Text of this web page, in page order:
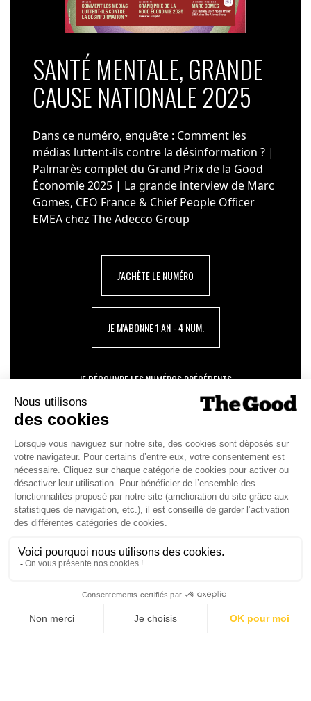
SANTÉ MENTALE, GRANDE
CAUSE NATIONALE 2025
Dans ce numéro, enquête : Comment les
médias luttent-ils contre la désinformation ? |
Palmarès complet du Grand Prix de la Good
Économie 2025 | La grande interview de Marc
Gomes, CEO France & Chief People Officer
EMEA chez The Adecco Group
J'ACHÈTE LE NUMÉRO
JE M'ABONNE 1 AN - 4 NUM.
JE DÉCOUVRE LES NUMÉROS PRÉCÉDENTS
Je suis déjà abonné(e) :
version digitale
SUIVEZ-NOUS